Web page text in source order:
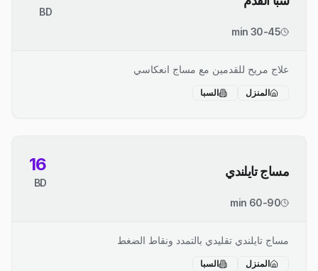
BD
30-45 min
علاج مريح للقدمين مع مساج انعكاسي
المنزل السبا
مساج تايلندي 16
BD
60-90 min
مساج تايلندي تقليدي بالتمدد ونقاط الضغط
المنزل السبا